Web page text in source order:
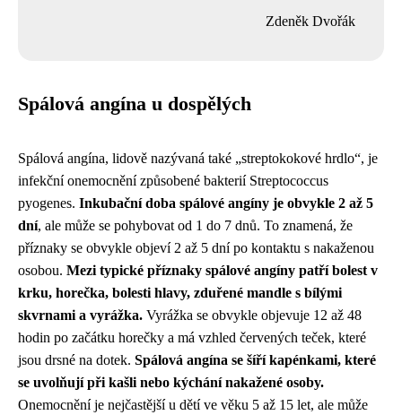
Zdeněk Dvořák
Spálová angína u dospělých
Spálová angína, lidově nazývaná také „streptokokové hrdlo“, je
infekční onemocnění způsobené bakterií Streptococcus
pyogenes. Inkubační doba spálové angíny je obvykle 2 až 5
dní, ale může se pohybovat od 1 do 7 dnů. To znamená, že
příznaky se obvykle objeví 2 až 5 dní po kontaktu s nakaženou
osobou. Mezi typické příznaky spálové angíny patří bolest v
krku, horečka, bolesti hlavy, zduřené mandle s bílými
skvrnami a vyrážka. Vyrážka se obvykle objevuje 12 až 48
hodin po začátku horečky a má vzhled červených teček, které
jsou drsné na dotek. Spálová angína se šíří kapénkami, které
se uvolňují při kašli nebo kýchání nakažené osoby.
Onemocnění je nejčastější u dětí ve věku 5 až 15 let, ale může